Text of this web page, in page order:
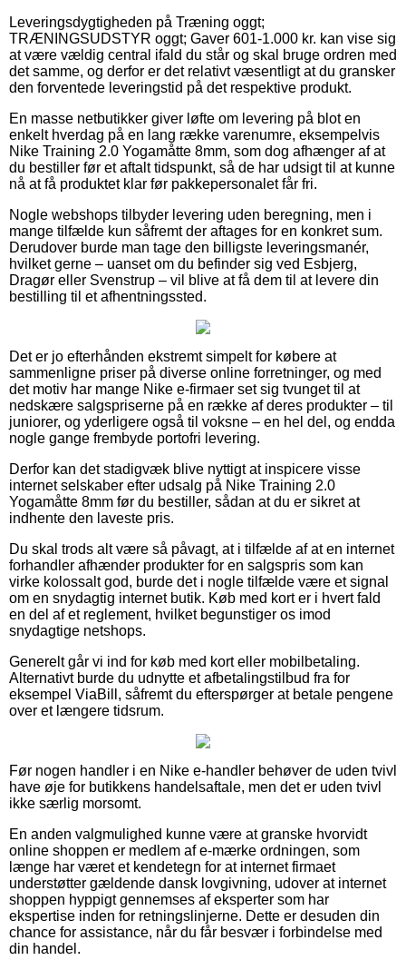
Leveringsdygtigheden på Træning oggt;
TRÆNINGSUDSTYR oggt; Gaver 601-1.000 kr. kan vise sig
at være vældig central ifald du står og skal bruge ordren med
det samme, og derfor er det relativt væsentligt at du gransker
den forventede leveringstid på det respektive produkt.
En masse netbutikker giver løfte om levering på blot en
enkelt hverdag på en lang række varenumre, eksempelvis
Nike Training 2.0 Yogamåtte 8mm, som dog afhænger af at
du bestiller før et aftalt tidspunkt, så de har udsigt til at kunne
nå at få produktet klar før pakkepersonalet får fri.
Nogle webshops tilbyder levering uden beregning, men i
mange tilfælde kun såfremt der aftages for en konkret sum.
Derudover burde man tage den billigste leveringsmanér,
hvilket gerne – uanset om du befinder sig ved Esbjerg,
Dragør eller Svenstrup – vil blive at få dem til at levere din
bestilling til et afhentningssted.
Det er jo efterhånden ekstremt simpelt for købere at
sammenligne priser på diverse online forretninger, og med
det motiv har mange Nike e-firmaer set sig tvunget til at
nedskære salgspriserne på en række af deres produkter – til
juniorer, og yderligere også til voksne – en hel del, og endda
nogle gange frembyde portofri levering.
Derfor kan det stadigvæk blive nyttigt at inspicere visse
internet selskaber efter udsalg på Nike Training 2.0
Yogamåtte 8mm før du bestiller, sådan at du er sikret at
indhente den laveste pris.
Du skal trods alt være så påvagt, at i tilfælde af at en internet
forhandler afhænder produkter for en salgspris som kan
virke kolossalt god, burde det i nogle tilfælde være et signal
om en snydagtig internet butik. Køb med kort er i hvert fald
en del af et reglement, hvilket begunstiger os imod
snydagtige netshops.
Generelt går vi ind for køb med kort eller mobilbetaling.
Alternativt burde du udnytte et afbetalingstilbud fra for
eksempel ViaBill, såfremt du efterspørger at betale pengene
over et længere tidsrum.
Før nogen handler i en Nike e-handler behøver de uden tvivl
have øje for butikkens handelsaftale, men det er uden tvivl
ikke særlig morsomt.
En anden valgmulighed kunne være at granske hvorvidt
online shoppen er medlem af e-mærke ordningen, som
længe har været et kendetegn for at internet firmaet
understøtter gældende dansk lovgivning, udover at internet
shoppen hyppigt gennemses af eksperter som har
ekspertise inden for retningslinjerne. Dette er desuden din
chance for assistance, når du får besvær i forbindelse med
din handel.